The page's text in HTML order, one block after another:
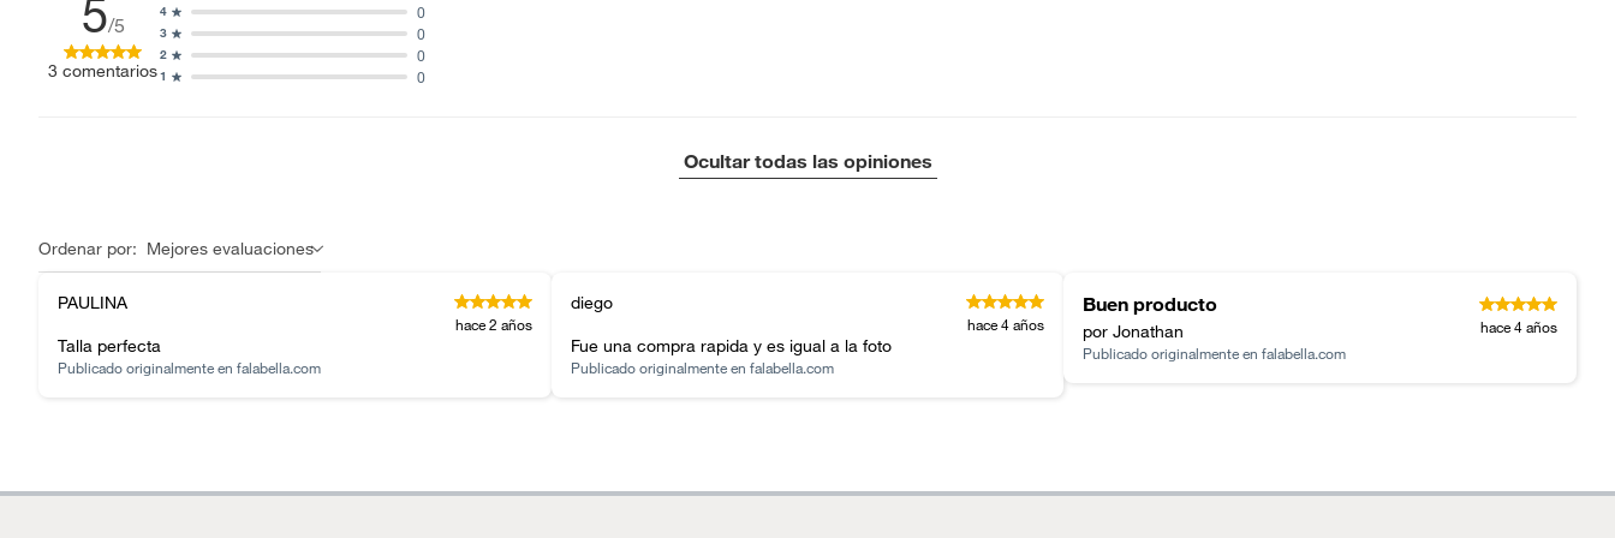
5/5
3 comentarios1 0
2 0
3 0
4 0
Ocultar todas las opiniones
Ordenar por: Mejores evaluaciones
PAULINA
hace 2 años
Talla perfecta
Publicado originalmente en falabella.com
diego
hace 4 años
Fue una compra rapida y es igual a la foto
Publicado originalmente en falabella.com
Buen producto
por Jonathan
hace 4 años
Publicado originalmente enfalabella.com